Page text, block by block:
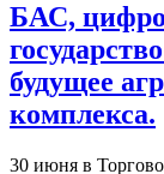
БАС,
будущее
комплекса.
30 июня в